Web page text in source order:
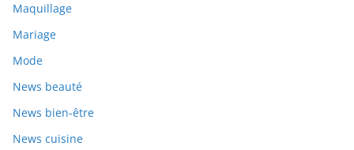
Maquillage
Mariage
Mode
News beauté
News bien-être
News cuisine